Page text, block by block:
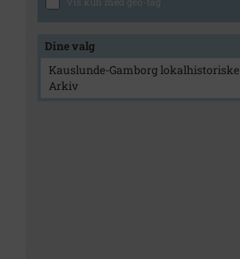
Dine valg
Kauslunde-Gamborg lokalhistoriske
Arkiv